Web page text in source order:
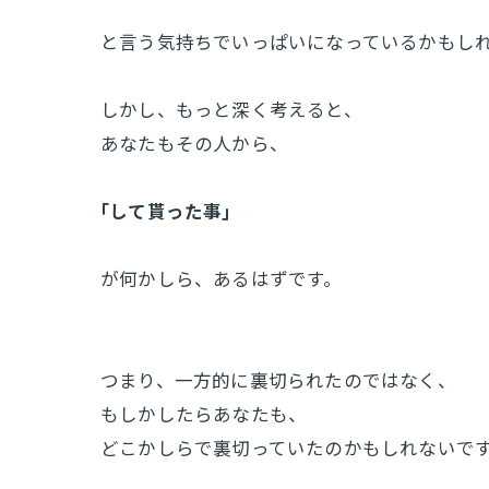
と言う気持ちでいっぱいになっているかもし
しかし、もっと深く考えると、
あなたもその人から、
｢して貰った事｣
が何かしら、あるはずです。
つまり、一方的に裏切られたのではなく、
もしかしたらあなたも、
どこかしらで裏切っていたのかもしれないです